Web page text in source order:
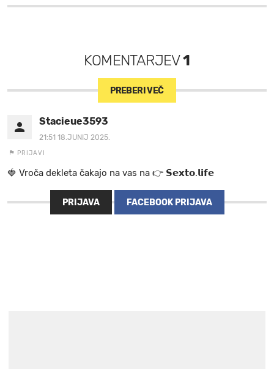
KOMENTARJEV1
PREBERI VEČ
Stacieue3593
21:51 18.JUNIJ 2025.
PRIJAVI
🍓 V r o č a d e k l e t a ča k a jo na va s n a 👉 𝗦𝗲𝘅𝘁𝗼.𝗹𝗶𝗳𝗲
PRIJAVA FACEBOOK PRIJAVA